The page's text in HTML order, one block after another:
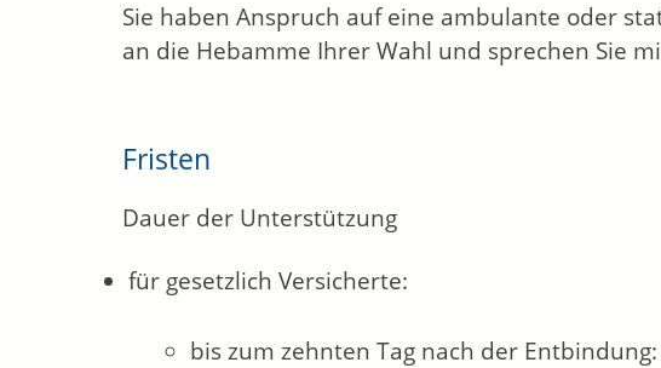
Sie haben Anspruch auf eine ambulante oder
an die Hebamme Ihrer Wahl und sprechen Sie
Fristen
Dauer der Unterstützung
für gesetzlich Versicherte:
bis zum zehnten Tag nach der